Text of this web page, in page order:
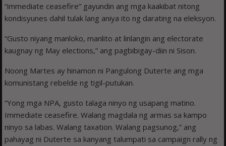
“immediate ceasefire” gayundin ang mga kaakibat nitong
kondisyunes dahil tulak lang aniya ito ng darating na eleksyon.
“Gusto niyang manloko, manlito at linlangin ang electorate
kaugnay ng May elections,” ang pagbibigay-diin ni Sison.
Noong Martes ay hinamon ni Pangulong Duterte ang mga
komunistang rebelde ng tigil-putukan.
“Yong mga NPA, gusto talaga ninyo ng usapang matino.
Immediate ceasefire. Walang magdala ng armas sa kampo
ninyo sa labas. Walang taxation. Walang pagsunog,” ang
pahayag ni Duterte sa kanyang talumpati sa campaign rally ng